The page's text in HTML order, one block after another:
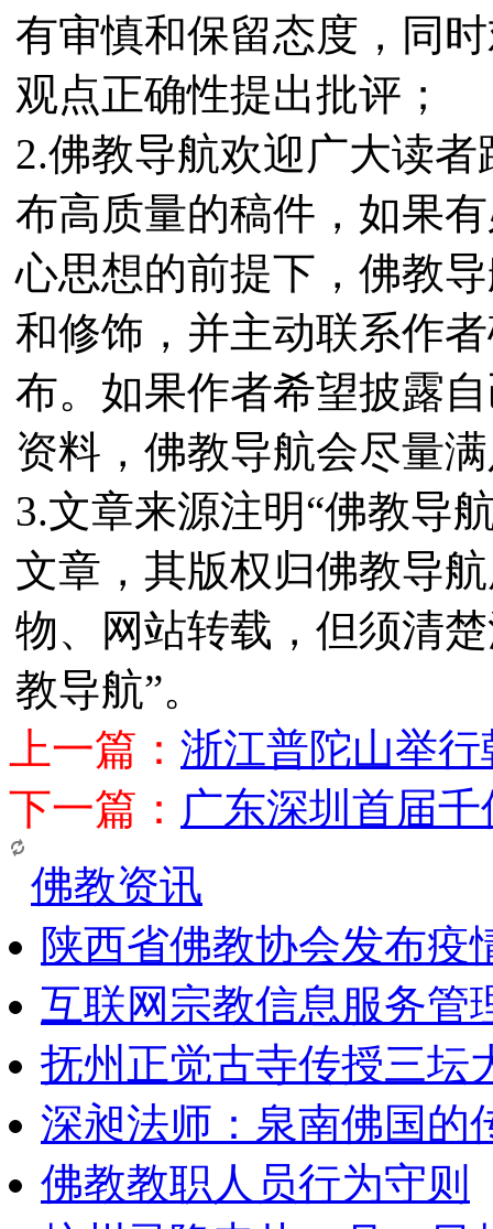
有审慎和保留态度，同
观点正确性提出批评；
2.佛教导航欢迎广大读
布高质量的稿件，如果
心思想的前提下，佛教
和修饰，并主动联系作
布。如果作者希望披露
资料，佛教导航会尽量
3.文章来源注明“佛教导
文章，其版权归佛教导
物、网站转载，但须清
教导航”。
上一篇： 浙江普陀山举
下一篇： 广东深圳首届
佛教资讯
陕西省佛教协会发布疫
互联网宗教信息服务管
抚州正觉古寺传授三坛
深昶法师：泉南佛国的
佛教教职人员行为守则